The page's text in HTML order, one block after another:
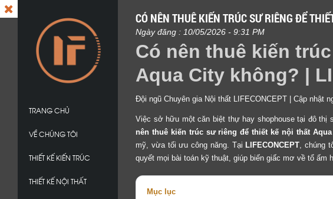
TRANG CHỦ
VỀ CHÚNG TÔI
THIẾT KẾ KIẾN TRÚC
THIẾT KẾ NỘI THẤT
CÓ NÊN THUÊ KIẾN TRÚC SƯ RIÊNG ĐỂ
Ngày đăng : 10/05/2026 - 9:31 PM
Có nên thuê kiến
Aqua City không? |
Đội ngũ Chuyên gia Nội thất LIFECONCEPT | Cập nhật
Việc sở hữu một căn biệt thự hay shophouse tại đô thị
nên thuê kiến trúc sư riêng để thiết kế nội thất
mỹ, vừa tối ưu công năng. Tại LIFECONCEPT, chúng
quyết mọi bài toán kỹ thuật, giúp biến giấc mơ về tổ ấm
Mục lục